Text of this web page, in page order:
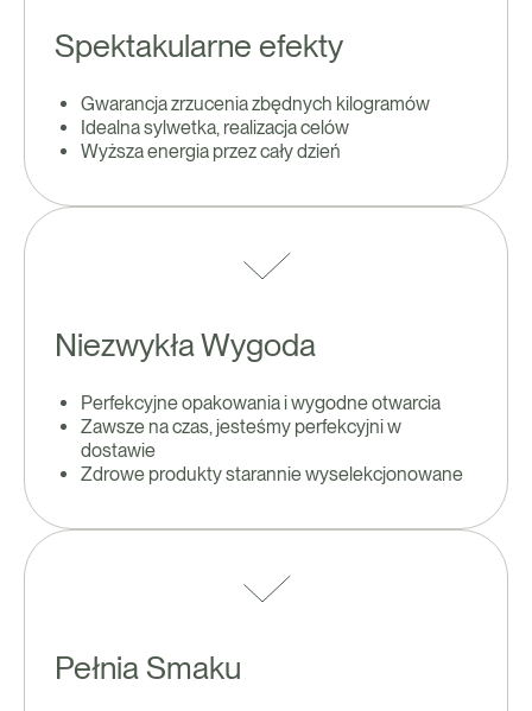
Spektakularne efekty
Gwarancja zrzucenia zbędnych kilogramów
Idealna sylwetka, realizacja celów
Wyższa energia przez cały dzień
Niezwykła Wygoda
Perfekcyjne opakowania i wygodne otwarcia
Zawsze na czas, jesteśmy perfekcyjni w
dostawie
Zdrowe produkty starannie wyselekcjonowane
Pełnia Smaku